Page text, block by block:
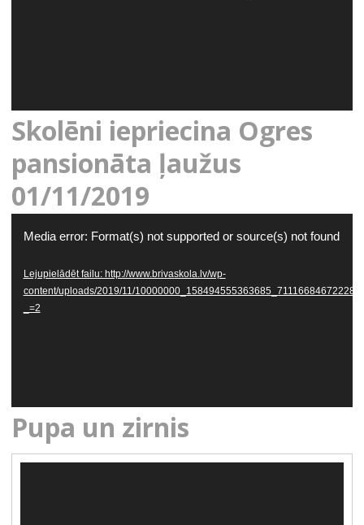
Skolēni iepriecina Ogres
pansionāta ļaužus
01/11/2019
Video
Media error: Format(s) not supported or source(s) not found
Lejupielādēt failu: http://www.brivaskola.lv/wp-
content/uploads/2019/11/
_=2
Pupa un zirnis